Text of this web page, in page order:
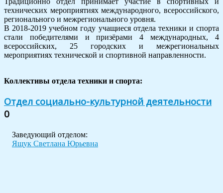
технических мероприятиях международного, всероссийского,
регионального и межрегионального уровня.
В 2018-2019 учебном году учащиеся отдела техники и спорта
стали победителями и призёрами 4 международных, 4
всероссийских, 25 городских и межрегиональных
мероприятиях технической и спортивной направленности.
Коллективы отдела техники и спорта:
Отдел социально-культурной деятельности
0
Заведующий отделом:
Ящук Светлана Юрьевна